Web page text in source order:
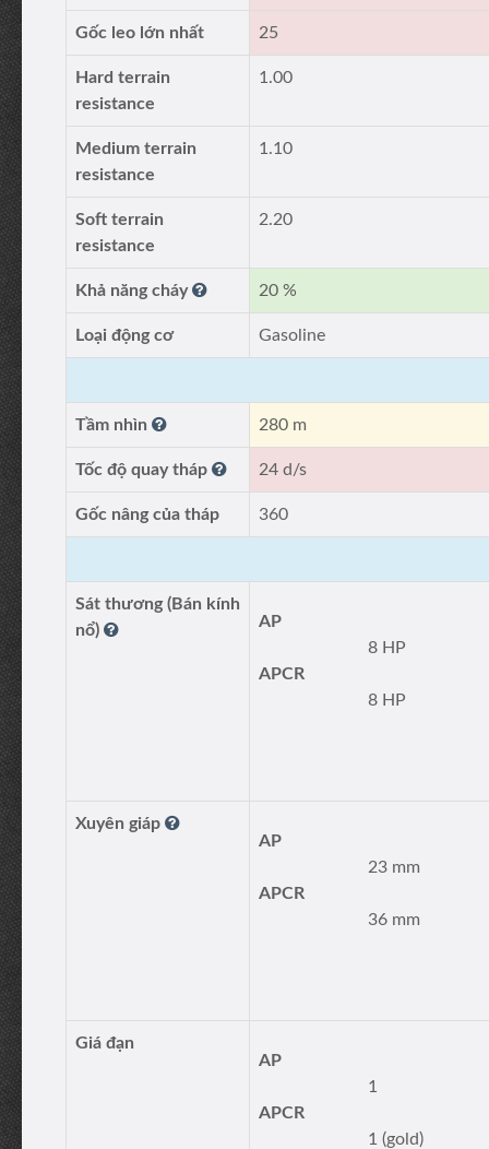
Gốc leo lớn nhất 25
Hard terrain
resistance
1.00
Medium terrain
resistance
1.10
Soft terrain
resistance
2.20
Khả năng cháy 20 %
Loại động cơ Gasoline
Tầm nhìn 280 m
Tốc độ quay tháp 24 d/s
Gốc nâng của tháp 360
Sát thương (Bán kính
nổ)
AP
8 HP
APCR
8 HP
Xuyên giáp
AP
23 mm
APCR
36 mm
Giá đạn
AP
1
APCR
1 (gold)